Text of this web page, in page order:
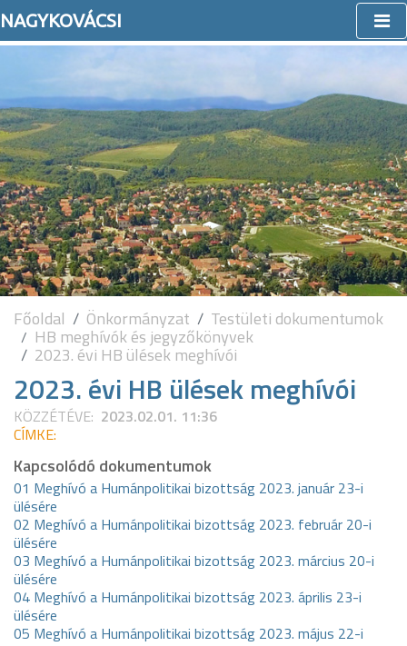
NAGYKOVÁCSI
Főoldal Önkormányzat Testületi dokumentumok
HB meghívók és jegyzőkönyvek
2023. évi HB ülések meghívói
2023. évi HB ülések meghívói
KÖZZÉTÉVE: 2023.02.01. 11:36
CÍMKE:
Kapcsolódó dokumentumok
01 Meghívó a Humánpolitikai bizottság 2023. január 23-i
ülésére
02 Meghívó a Humánpolitikai bizottság 2023. február 20-i
ülésére
03 Meghívó a Humánpolitikai bizottság 2023. március 20-i
ülésére
04 Meghívó a Humánpolitikai bizottság 2023. április 23-i
ülésére
05 Meghívó a Humánpolitikai bizottság 2023. május 22-i